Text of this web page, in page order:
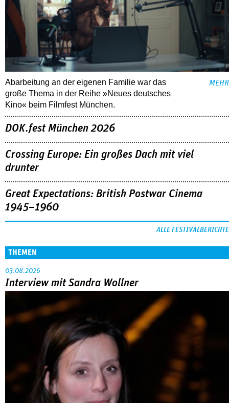
Abarbeitung an der eigenen Familie war das
große Thema in der Reihe »Neues deutsches
Kino« beim Filmfest München.
MEHR
DOK.fest München 2026
Crossing Europe: Ein großes Dach mit viel
drunter
Great Expectations: British Postwar Cinema
1945–1960
ALLE FESTIVALBERICHTE
THEMEN
03.08.2026
Interview mit Sandra Wollner